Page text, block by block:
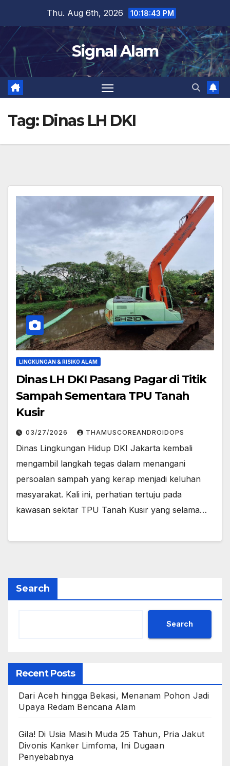
content
Thu. Aug 6th, 2026 10:18:44 PM
Signal Alam
Tag: Dinas LH DKI
LINGKUNGAN & RISIKO ALAM
Dinas LH DKI Pasang Pagar di Titik
Sampah Sementara TPU Tanah
Kusir
03/27/2026 THAMUSCOREANDROIDOPS
Dinas Lingkungan Hidup DKI Jakarta kembali
mengambil langkah tegas dalam menangani
persoalan sampah yang kerap menjadi keluhan
masyarakat. Kali ini, perhatian tertuju pada
kawasan sekitar TPU Tanah Kusir yang selama…
Search
Search
Recent Posts
Dari Aceh hingga Bekasi, Menanam Pohon Jadi
Upaya Redam Bencana Alam
Gila! Di Usia Masih Muda 25 Tahun, Pria Jakut
Divonis Kanker Limfoma, Ini Dugaan
Penyebabnya